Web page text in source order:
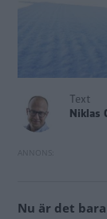
Text
Niklas
Nu är det